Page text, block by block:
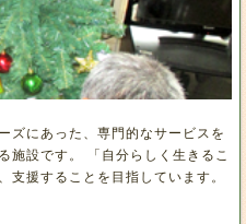
ズにあった、専門的なサービスを
施設です。 「自分らしく生きるこ
支援することを目指しています。